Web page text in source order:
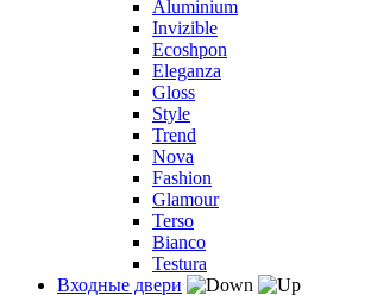
Aluminium
Invizible
Ecoshpon
Eleganza
Gloss
Style
Trend
Nova
Fashion
Glamour
Terso
Bianco
Testura
Входные двери